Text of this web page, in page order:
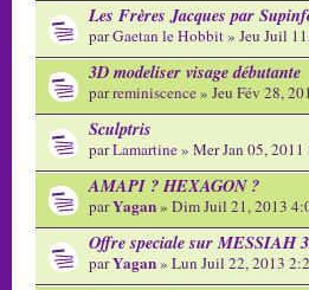
Les Frères Jacques par
parGaetan le Hobbit» Jeu Juil
3D modeliser visage débutante
parreminiscence» Jeu Fév 28,
Sculptris
parLamartine» Mer Jan 05,
AMAPI ? HEXAGON ?
parYagan» Dim Juil 21, 2013
Offre speciale sur MESSIAH
parYagan» Lun Juil 22, 2013